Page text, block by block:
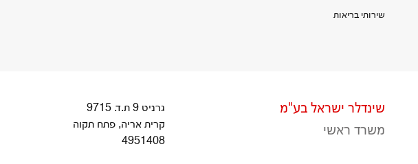
שירותי בריאות
שינדלר ישראל בע"מ
משרד ראשי
גרניט 9 ת.ד. 9715
קרית אריה, פתח תקוה
4951408